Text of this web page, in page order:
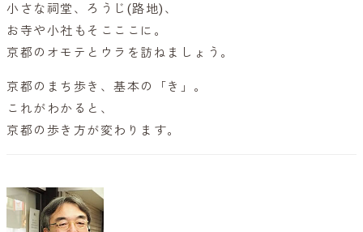
小さな祠堂、ろうじ(路地)、
お寺や小社もそこここに。
京都のオモテとウラを訪ねましょう。
京都のまち歩き、基本の「き」。
これがわかると、
京都の歩き方が変わります。